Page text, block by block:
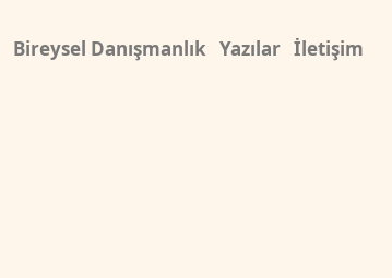
Bireysel Danışmanlık Yazılar İletişim